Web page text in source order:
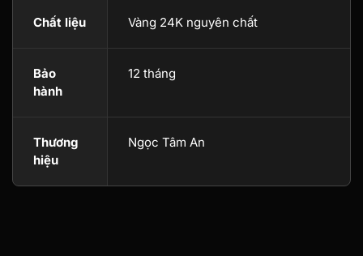
Chất liệu Vàng 24K nguyên chất
Bảo
hành
12 tháng
Thương
hiệu
Ngọc Tâm An